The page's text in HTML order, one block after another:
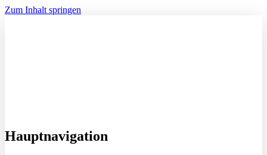
Zum Inhalt springen
Hauptnavigation